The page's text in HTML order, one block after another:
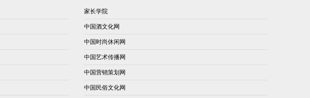
家长学院
中国酒文化网
中国时尚休闲网
中国艺术传播网
中国营销策划网
中国民俗文化网